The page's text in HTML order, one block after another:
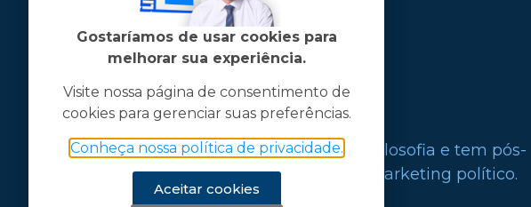
Jose Linhares Jr é maranhense.
Formado em Jornalismo, estudou filosofia e tem pós-
graduações em ciência política e marketing político.
Gostaríamos de usar cookies para
melhorar sua experiência.
Visite nossa página de consentimento de
cookies para gerenciar suas preferências.
Conheça nossa política de privacidade.
Aceitar cookies